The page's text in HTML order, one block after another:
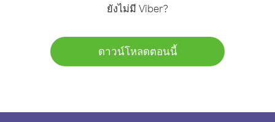
ยังไม่มี Viber?
ดาวน์โหลดตอนนี้